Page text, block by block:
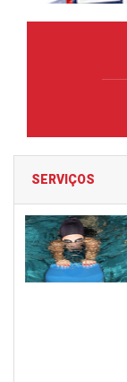
SERVIÇOS